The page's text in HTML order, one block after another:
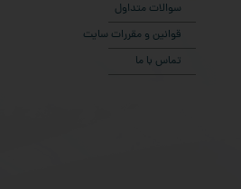
سوالات متداول
قوانین و مقررات سایت
تماس با ما